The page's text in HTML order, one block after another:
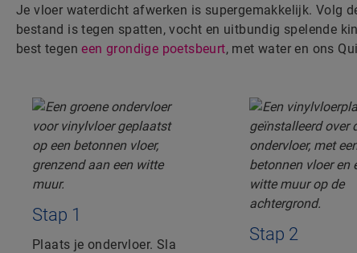
Je vloer waterdicht afwerken is supergemakkelijk. Volg
bestand is tegen spatten, vocht en uitbundig spelende
best tegeneen grondige poetsbeurt, met water en ons
Stap 1
Plaats je ondervloer. Sla
Stap 2